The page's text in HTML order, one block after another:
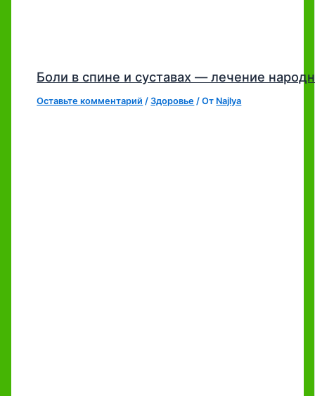
Боли в спине и суставах — лечение
Оставьте комментарий /Здоровье / От Najlya